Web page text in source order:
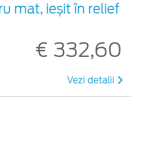
mat, ieșit în relief
€ 332,60
Vezi detalii